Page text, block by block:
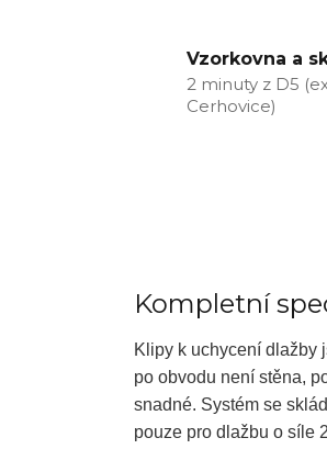
Vzorkovna a
2 minuty z D5
Cerhovice)
Kompletní
Klipy k uchycení dlažby
po obvodu není stěna,
snadné. Systém se
pouze pro dlažbu o síle